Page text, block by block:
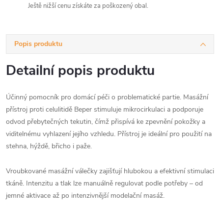
Ještě nižší cenu získáte za poškozený obal.
Popis produktu
Detailní popis produktu
Účinný pomocník pro domácí péči o problematické partie. Masážní
přístroj proti celulitidě Beper stimuluje mikrocirkulaci a podporuje
odvod přebytečných tekutin, čímž přispívá ke zpevnění pokožky a
viditelnému vyhlazení jejího vzhledu. Přístroj je ideální pro použití na
stehna, hýždě, břicho i paže.
Vroubkované masážní válečky zajišťují hlubokou a efektivní stimulaci
tkáně. Intenzitu a tlak lze manuálně regulovat podle potřeby – od
jemné aktivace až po intenzivnější modelační masáž.